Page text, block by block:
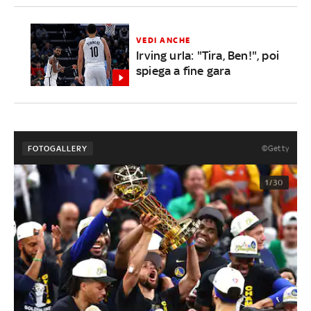
VEDI ANCHE
Irving urla: "Tira, Ben!", poi
spiega a fine gara
FOTOGALLERY ©Getty
1/30